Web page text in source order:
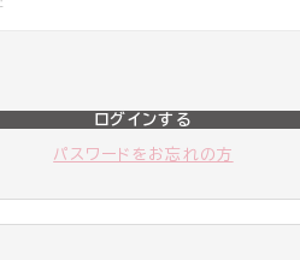
ログインする
パスワードをお忘れの方